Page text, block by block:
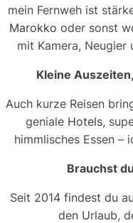
mein Fernweh ist
Marokko oder sonst
mit Kamera, Neugier
Kleine
Auch kurze Reisen
geniale Hotels,
himmlisches Essen –
Brauchst
Seit 2014 findest du
den Urlaub,